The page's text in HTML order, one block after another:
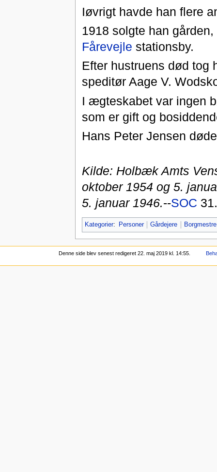
Iøvrigt havde han flere
1918 solgte han
Fårevejle stationsby.
Efter hustruens død tog
speditør Aage V.
I ægteskabet var ingen
som er gift og
Hans Peter Jensen
Kilde: Holbæk Amts
oktober 1954 og 5.
5. januar 1946.--SOC
Kategorier: Personer Gårdejere
Denne side blev senest redigeret 22. maj 2019 kl. 14:55.